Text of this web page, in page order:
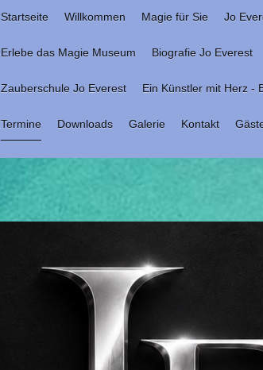
Startseite Willkommen Magie für Sie Jo
Erlebe das Magie Museum Biografie Jo Everest
Zauberschule Jo Everest Ein Künstler mit Herz -
Termine Downloads Galerie Kontakt